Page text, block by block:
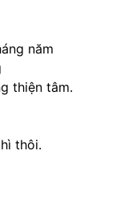
năm
thiện tâm.
thôi.